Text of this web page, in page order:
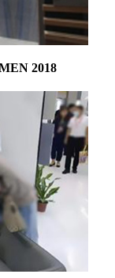
2018